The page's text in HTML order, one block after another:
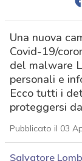
Una nuova
Covid-19/
del malware
personali e
Ecco tutti i
proteggersi
Pubblicato il 03
Salvatore